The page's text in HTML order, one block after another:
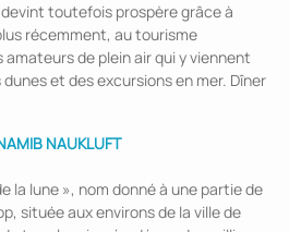
toutefois prospère grâce à
récemment, au tourisme
de plein air qui y viennent
et des excursions en mer. Dîner
NAUKLUFT
la lune », nom donné à une partie de
située aux environs de la ville de